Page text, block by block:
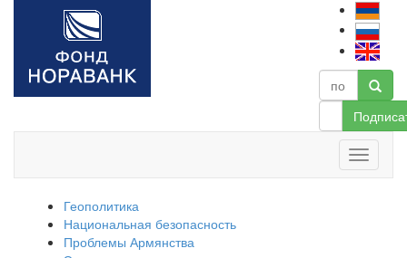
Геополитика
Национальная безопасность
Проблемы Армянства